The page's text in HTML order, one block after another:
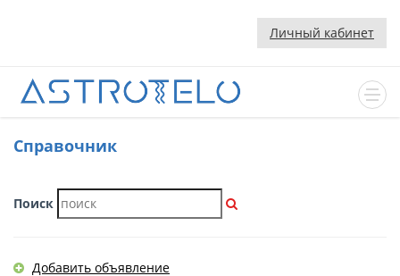
Личный кабинет
Cправочник
Поиск
Добавить объявление